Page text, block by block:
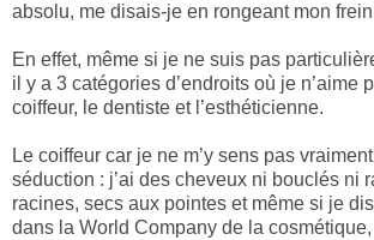
absolu, me disais-je en rongeant mon
En effet, même si je ne suis pas
il y a 3 catégories d’endroits où je n’aime
coiffeur, le dentiste et l’esthéticienne.
Le coiffeur car je ne m’y sens pas
séduction : j’ai des cheveux ni bouclés ni
racines, secs aux pointes et même si je
dans la World Company de la